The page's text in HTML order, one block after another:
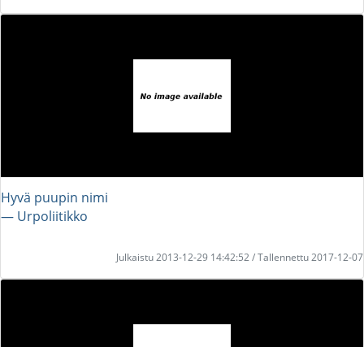
Hyvä puupin nimi
― Urpoliitikko
Julkaistu 2013-12-29 14:42:52 / Tallennettu 2017-12-07